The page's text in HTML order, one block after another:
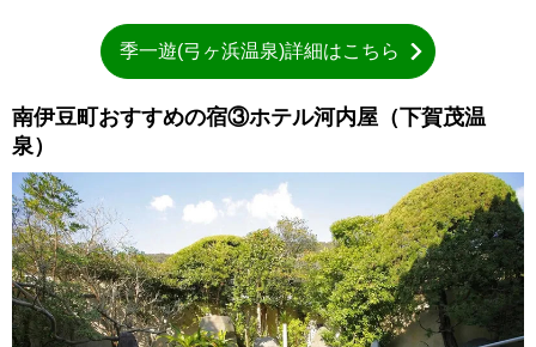
季一遊(弓ヶ浜温泉)詳細はこちら
南伊豆町おすすめの宿③ホテル河内屋（下賀茂温
泉）